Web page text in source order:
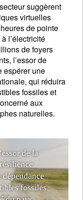
suggèrent
virtuelles
de pointe
l’électricité
de foyers
l’essor de
espérer une
qui réduira
fossiles et
aux
naturelles.
’essor de la
résilience
dépendance
ibles fossiles